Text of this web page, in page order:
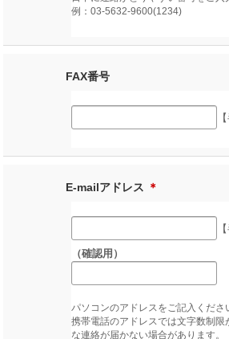
例：03-5632-9600(1234)
FAX番号
E-mailアドレス ＊
（確認用）
パソコンのアドレスをご記入くださ
携帯電話のアドレスでは文字数制限
な連絡が届かない場合があります。